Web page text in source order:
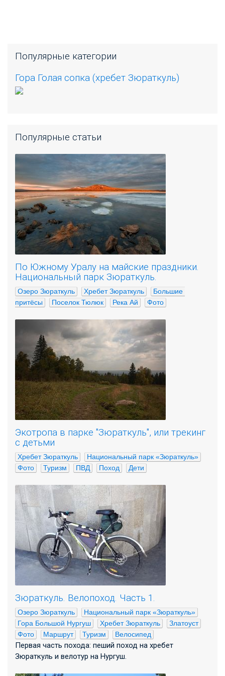
Популярные категории
Гора Голая сопка (хребет Зюраткуль)
Популярные статьи
По Южному Уралу на майские праздники.
Национальный парк Зюраткуль.
Озеро Зюраткуль Хребет Зюраткуль
Большие
притёсы
Поселок Тюлюк Река Ай Фото
Экотропа в парке "Зюраткуль", или трекинг
с детьми
Хребет Зюраткуль
Национальный парк «Зюраткуль»
Фото
Туризм ПВД Поход Дети
Зюраткуль. Велопоход. Часть 1.
Озеро Зюраткуль
Национальный парк «Зюраткуль»
Гора Большой Нургуш
Хребет Зюраткуль
Златоуст
Фото
Маршрут Туризм Велосипед
Первая часть похода: пеший поход на хребет
Зюраткуль и велотур на Нургуш.